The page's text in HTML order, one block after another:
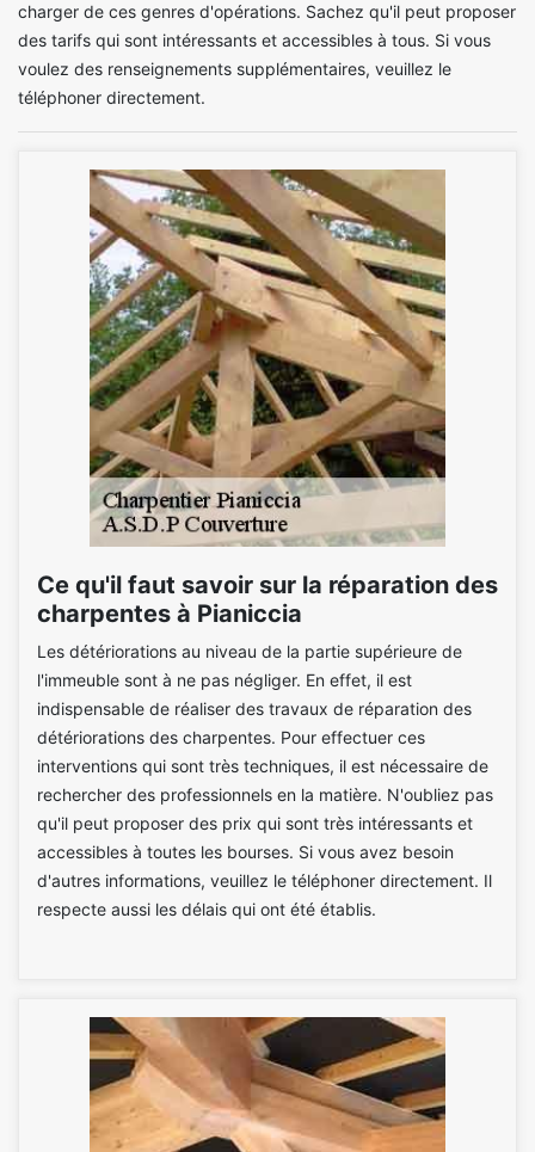
charger de ces genres d'opérations. Sachez qu'il peut proposer
des tarifs qui sont intéressants et accessibles à tous. Si vous
voulez des renseignements supplémentaires, veuillez le
téléphoner directement.
Ce qu'il faut savoir sur la réparation des
charpentes à Pianiccia
Les détériorations au niveau de la partie supérieure de
l'immeuble sont à ne pas négliger. En effet, il est
indispensable de réaliser des travaux de réparation des
détériorations des charpentes. Pour effectuer ces
interventions qui sont très techniques, il est nécessaire de
rechercher des professionnels en la matière. N'oubliez pas
qu'il peut proposer des prix qui sont très intéressants et
accessibles à toutes les bourses. Si vous avez besoin
d'autres informations, veuillez le téléphoner directement. Il
respecte aussi les délais qui ont été établis.